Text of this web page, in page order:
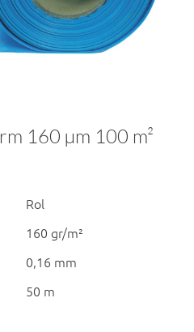
160 µm 100 m²
Rol
160 gr/m²
0,16 mm
50 m